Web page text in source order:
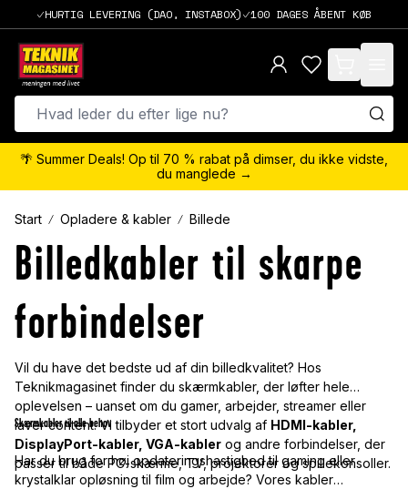
HURTIG LEVERING (DAO, INSTABOX) 100 DAGES ÅBENT KØB
items in cart,
🌴 Summer Deals! Op til 70 % rabat på dimser, du ikke vidste,
du manglede →
Start Opladere & kabler Billede
Billedkabler til skarpe
forbindelser
Vil du have det bedste ud af din billedkvalitet? Hos
Teknikmagasinet finder du skærmkabler, der løfter hele
oplevelsen – uanset om du gamer, arbejder, streamer eller
laver content. Vi tilbyder et stort udvalg af HDMI-kabler,
DisplayPort-kabler, VGA-kabler og andre forbindelser, der
passer til både PC-skærme, TV, projektorer og spillekonsoller.
Skærmkabler til alle behov
Har du brug for høj opdateringshastighed til gaming eller
krystalklar opløsning til film og arbejde? Vores kabler